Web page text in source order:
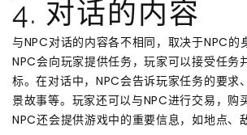
4. 对话的内容
与NPC对话的内容各不相同，取决于NPC的
NPC会向玩家提供任务，玩家可以接受任务
标。在对话中，NPC会告诉玩家任务的要求
景故事等。玩家还可以与NPC进行交易，购
NPC还会提供游戏中的重要信息，如地点、